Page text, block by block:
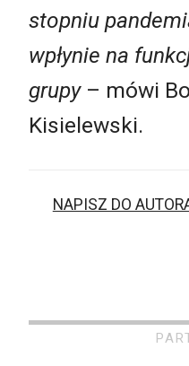
stopniu
wpłynie na
grupy– mówi
Kisielewski.
NAPISZ DO